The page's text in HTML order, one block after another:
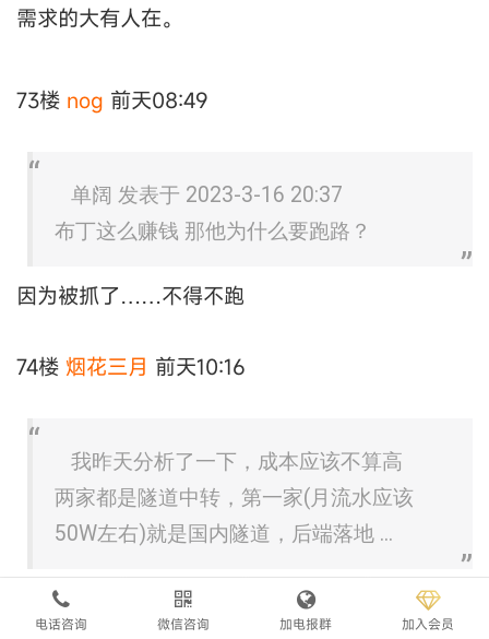
需求的大有人在。
73楼 nog 前天08:49
单阔 发表于 2023-3-16 20:37
布丁这么赚钱 那他为什么要跑路？
因为被抓了……不得不跑
74楼 烟花三月 前天10:16
我昨天分析了一下，成本应该不算高
两家都是隧道中转，第一家(月流水应该
50W左右)就是国内隧道，后端落地 ...
把支付码换成你的,你躺富啊
电话咨询 微信咨询 加电报群 加入会员